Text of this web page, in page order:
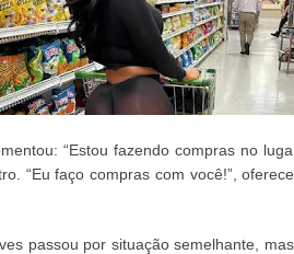
“Estou fazendo compras no
“Eu faço compras com você!”,
passou por situação semelhante, mas